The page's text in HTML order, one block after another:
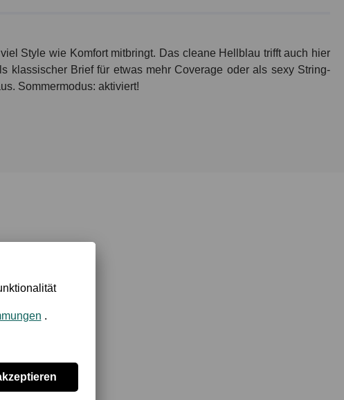
Style wie Komfort mitbringt. Das cleane Hellblau trifft auch hier
klassischer Brief für etwas mehr Coverage oder als sexy String-
Sommermodus: aktiviert!